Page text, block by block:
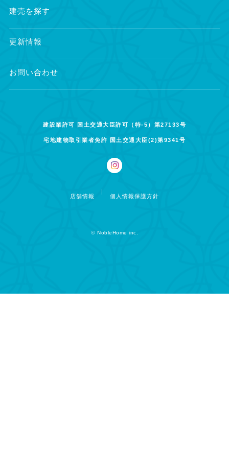
建売を探す
更新情報
お問い合わせ
建設業許可 国土交通大臣許可（特-5）第27133号
宅地建物取引業者免許 国土交通大臣(2)第9341号
店舗情報 個人情報保護方針
© NobleHome inc.